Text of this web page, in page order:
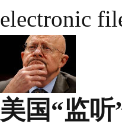
electronic
美国“监听